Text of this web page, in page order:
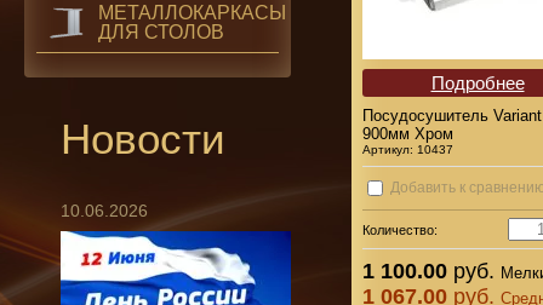
Подробнее
Посудосушитель
900мм Хром
Артикул: 10437
Добавить к
Количество:
1 100.00 руб.
1 067.00 руб.
МЕТАЛЛОКАРКАСЫ
ДЛЯ СТОЛОВ
Новости
10.06.2026